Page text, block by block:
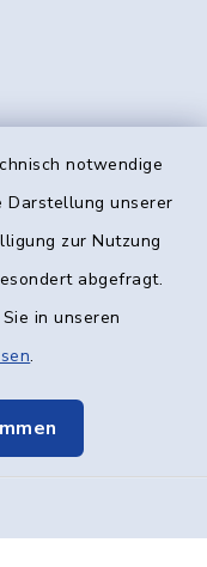
notwendige
Darstellung unserer
zur Nutzung
abgefragt.
in unseren
.